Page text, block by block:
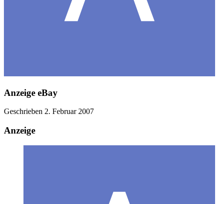
Anzeige eBay
Geschrieben 2. Februar 2007
Anzeige